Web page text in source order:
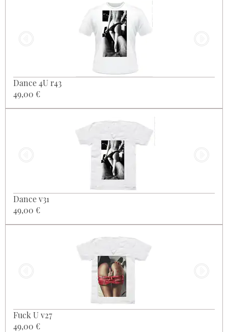
Dance 4U r43
49,00 €
Dance v31
49,00 €
Fuck U v27
49,00 €